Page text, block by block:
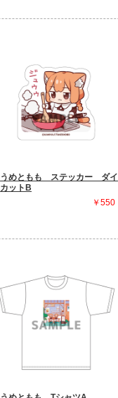
うめともも ステッカー ダイ
カットB
￥550